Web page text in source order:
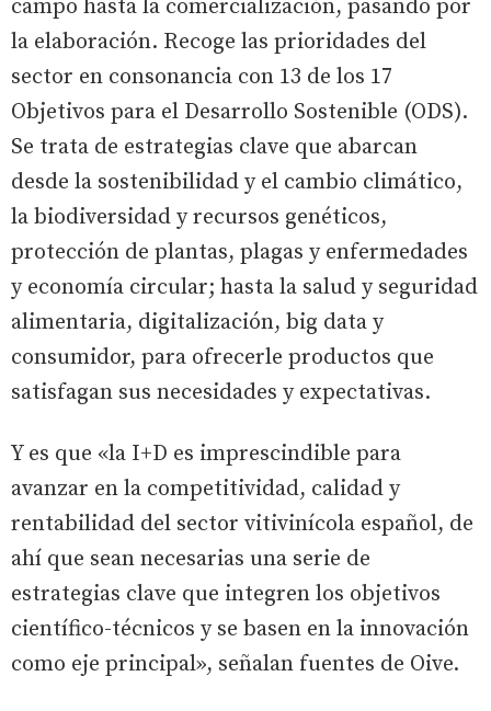
campo hasta la comercialización, pasando por
la elaboración. Recoge las prioridades del
sector en consonancia con 13 de los 17
Objetivos para el Desarrollo Sostenible (ODS).
Se trata de estrategias clave que abarcan
desde la sostenibilidad y el cambio climático,
la biodiversidad y recursos genéticos,
protección de plantas, plagas y enfermedades
y economía circular; hasta la salud y seguridad
alimentaria, digitalización, big data y
consumidor, para ofrecerle productos que
satisfagan sus necesidades y expectativas.
Y es que «la I+D es imprescindible para
avanzar en la competitividad, calidad y
rentabilidad del sector vitivinícola español, de
ahí que sean necesarias una serie de
estrategias clave que integren los objetivos
científico-técnicos y se basen en la innovación
como eje principal», señalan fuentes de Oive.